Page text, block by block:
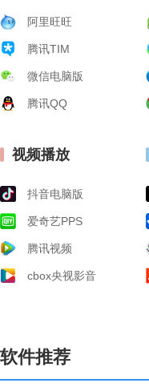
阿里旺旺
腾讯TIM
微信电脑版
腾讯QQ
视频播放
抖音电脑版
爱奇艺PPS
腾讯视频
cbox央视影音
软件推荐